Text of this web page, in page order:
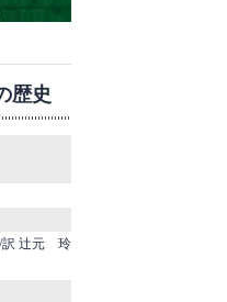
歴史
/訳 辻元 玲